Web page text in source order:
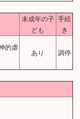
未成年の子
ども
手続
き
的虐
あり 調停